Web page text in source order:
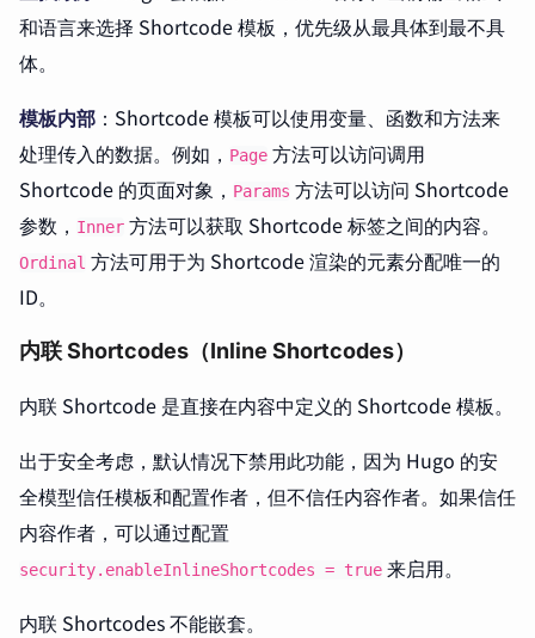
和语言来选择 Shortcode 模板，优先级从最具体到最不具
体。
模板内部 ：Shortcode 模板可以使用变量、函数和方法来
处理传入的数据。例如， Page 方法可以访问调用
Shortcode 的页面对象， Params 方法可以访问 Shortcode
参数， Inner 方法可以获取 Shortcode 标签之间的内容。
Ordinal 方法可用于为 Shortcode 渲染的元素分配唯一的
ID。
内联 Shortcodes（Inline Shortcodes）
内联 Shortcode 是直接在内容中定义的 Shortcode 模板。
出于安全考虑，默认情况下禁用此功能，因为 Hugo 的安
全模型信任模板和配置作者，但不信任内容作者。如果信任
内容作者，可以通过配置
security.enableInlineShortcodes = true 来启用。
内联 Shortcodes 不能嵌套。